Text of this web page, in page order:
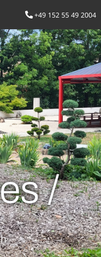
+49 152 55 49 2004
/